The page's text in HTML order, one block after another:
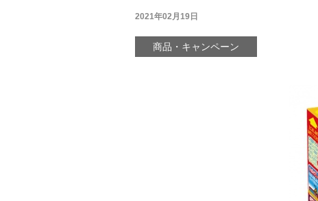
2021年02月19日
商品・キャンペーン